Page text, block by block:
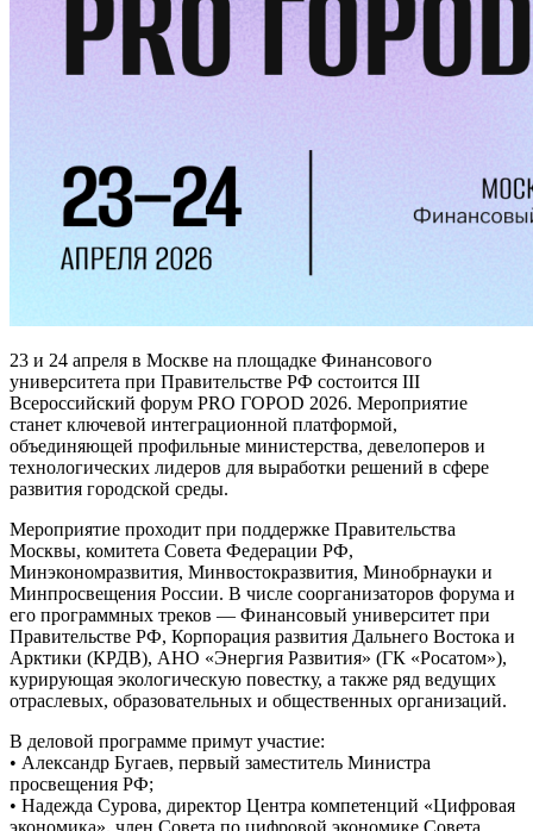
23 и 24 апреля в Москве на площадке Финансового
университета при Правительстве РФ состоится III
Всероссийский форум PRO ГОРОD 2026. Мероприятие
станет ключевой интеграционной платформой,
объединяющей профильные министерства, девелоперов и
технологических лидеров для выработки решений в сфере
развития городской среды.
Мероприятие проходит при поддержке Правительства
Москвы, комитета Совета Федерации РФ,
Минэкономразвития, Минвостокразвития, Минобрнауки и
Минпросвещения России. В числе соорганизаторов форума и
его программных треков — Финансовый университет при
Правительстве РФ, Корпорация развития Дальнего Востока и
Арктики (КРДВ), АНО «Энергия Развития» (ГК «Росатом»),
курирующая экологическую повестку, а также ряд ведущих
отраслевых, образовательных и общественных организаций.
В деловой программе примут участие:
• Александр Бугаев, первый заместитель Министра
просвещения РФ;
• Надежда Сурова, директор Центра компетенций «Цифровая
экономика», член Совета по цифровой экономике Совета